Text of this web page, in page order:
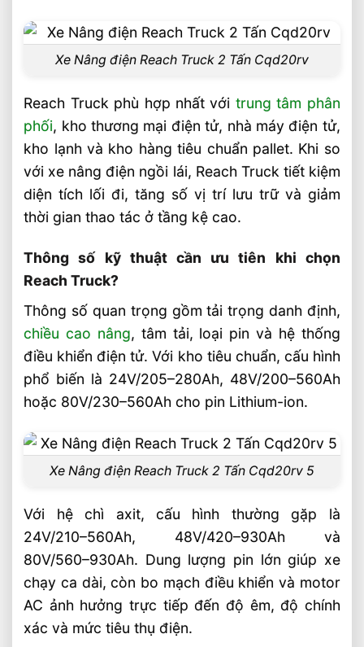
Câu hỏi thường gặp về xe nâng điện
Reach Truck FAQ
ngồi lái?
Pin Lithium có phù hợp cho Reach Truck
chạy nhiều ca không?
Nên chọn Reach Truck theo chiều cao
nâng hay tải trọng?
Pháp Cho Kho Kệ Cao Và Lối Đi Hẹp
Sản phẩm đề xuất
Liên hệ mua sản phẩm
Bài Viết Liên Quan
Chọn Loại Bánh Xe Nâng Điện Theo Môi
Trường Làm Việc Phù Hợp
Trọng Lượng Thực Tế
Chọn Xe Nâng Điện Theo Ngành Phù
Hợp Từng Ứng Dụng
Chọn Xe Nâng Điện Phù Hợp Theo Từng
Loại Pallet Tối Ưu Nhất
Chọn Xe Nâng Điện Phù Hợp Theo Chiều
Cao Kệ Hàng Chuẩn Nhất
Xe Nâng Điện Reach Truck 1.8 Tấn Lựa
Chọn Tối Ưu Cho Logistics
Xe Nâng Dầu 3.5 Tấn Động Cơ Isuzu Có
Xe Nâng điện Reach Truck 2 Tấn Cqd20rv
Reach Truck phù hợp nhất với trung tâm phân
phối, kho thương mại điện tử, nhà máy điện tử,
kho lạnh và kho hàng tiêu chuẩn pallet. Khi so
với xe nâng điện ngồi lái, Reach Truck tiết kiệm
diện tích lối đi, tăng số vị trí lưu trữ và giảm
thời gian thao tác ở tầng kệ cao.
Thông số kỹ thuật cần ưu tiên khi chọn
Reach Truck?
Thông số quan trọng gồm tải trọng danh định,
chiều cao nâng, tâm tải, loại pin và hệ thống
điều khiển điện tử. Với kho tiêu chuẩn, cấu hình
phổ biến là 24V/205–280Ah, 48V/200–560Ah
hoặc 80V/230–560Ah cho pin Lithium-ion.
Xe Nâng điện Reach Truck 2 Tấn Cqd20rv 5
Với hệ chì axit, cấu hình thường gặp là
24V/210–560Ah, 48V/420–930Ah và
80V/560–930Ah. Dung lượng pin lớn giúp xe
chạy ca dài, còn bo mạch điều khiển và motor
AC ảnh hưởng trực tiếp đến độ êm, độ chính
xác và mức tiêu thụ điện.